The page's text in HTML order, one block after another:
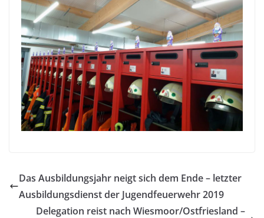
Das Ausbildungsjahr neigt sich dem Ende – letzter
Ausbildungsdienst der Jugendfeuerwehr 2019
Delegation reist nach Wiesmoor/Ostfriesland –